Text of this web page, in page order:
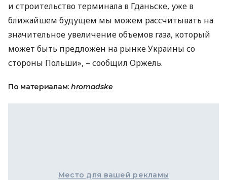
и строительство терминала в Гданьске, уже в
ближайшем будущем мы можем рассчитывать на
значительное увеличение объемов газа, который
может быть предложен на рынке Украины со
стороны Польши», – сообщил Оржель.
По материалам: hromadske
Место для вашей рекламы